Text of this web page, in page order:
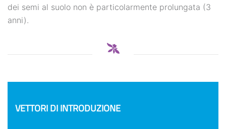
dei semi al suolo non è particolarmente prolungata (3
anni).
VETTORI DI INTRODUZIONE